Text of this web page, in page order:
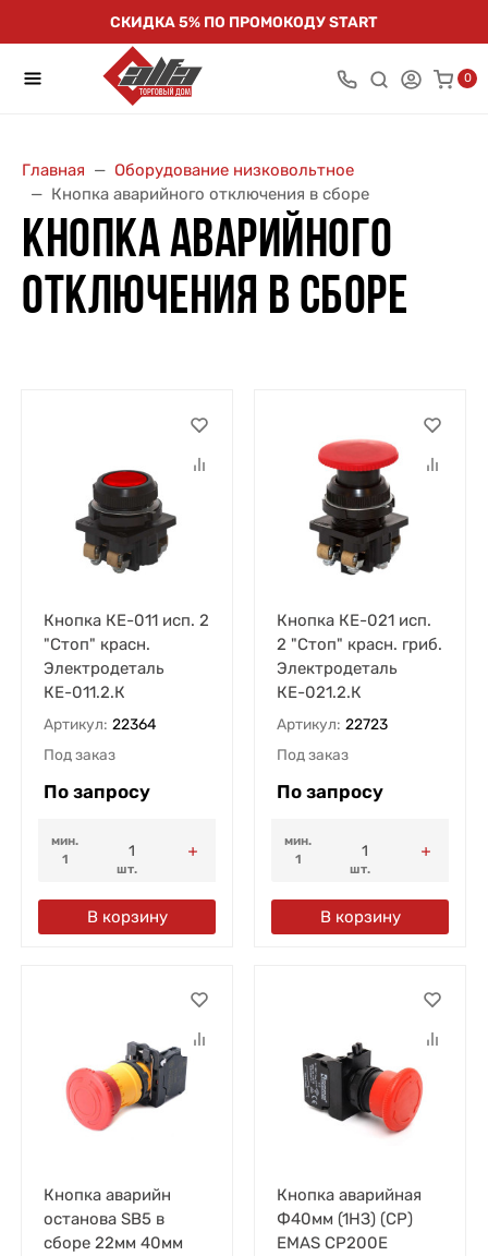
СКИДКА 5% ПО ПРОМОКОДУ START
0
Главная
Оборудование низковольтное
Кнопка аварийного отключения в сборе
КНОПКА АВАРИЙНОГО
ОТКЛЮЧЕНИЯ В СБОРЕ
Кнопка КЕ-011 исп. 2
"Стоп" красн.
Электродеталь
КЕ-011.2.К
Артикул: 22364
Под заказ
По запросу
мин.
1
шт.
В корзину
Кнопка КЕ-021 исп.
2 "Стоп" красн. гриб.
Электродеталь
КЕ-021.2.К
Артикул: 22723
Под заказ
По запросу
мин.
1
шт.
В корзину
Кнопка аварийн
останова SB5 в
сборе 22мм 40мм
Кнопка аварийная
Ф40мм (1НЗ) (CP)
EMAS CP200E